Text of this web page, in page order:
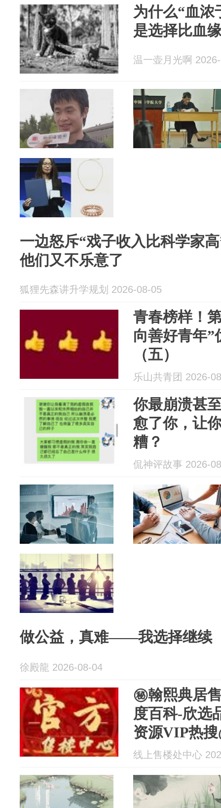
为什么“血浓
是选择比血
温一壶月光啊
一边怒斥“戏子收入比科学家
他们又不乐意了
狐狸先森讲升学规划 2026-08-05
青春榜样！
向善好青年”
（五）
乐山共青团 2026-
你最崩溃甚
愈了你，让
糟？
侃神评故事 2026-
做公益，真难——我选择继续
徐殿龍 2026-08-04
㊙翰熙典居
度百科-欣选
资源VIP热
线上售楼处中心